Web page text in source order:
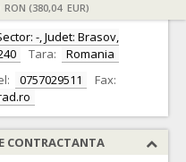
RON (380,04 EUR)
13920524
-, Judet: Brasov,
Tara:
Romania
0757029511
Fax:
CONTRACTANTA